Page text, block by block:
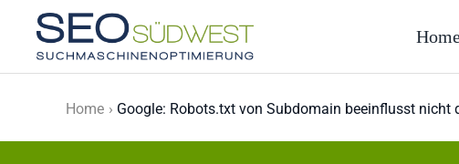
Skip to main content
Home Google: Robots.txt von Subdomain beeinflusst